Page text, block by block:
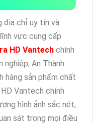
địa chỉ uy tín và
vực cung cấp
HD Vantech chính
nghiệp, An Thành
hàng sản phẩm chất
Vantech chính
hình ảnh sắc nét,
sát trong mọi điều